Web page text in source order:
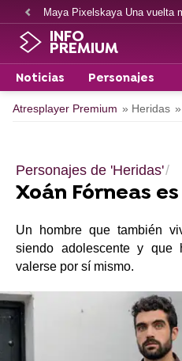
Maya Pixelskaya Una vuelta
INFO
PREMIUM
Noticias Personajes
Atresplayer Premium » Heridas
Personajes de 'Heridas'
Xoán Fórneas
Un hombre que también
siendo adolescente y que
valerse por sí mismo.